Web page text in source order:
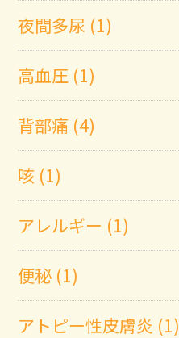
夜間多尿 (1)
高血圧 (1)
背部痛 (4)
咳 (1)
アレルギー (1)
便秘 (1)
アトピー性皮膚炎 (1)